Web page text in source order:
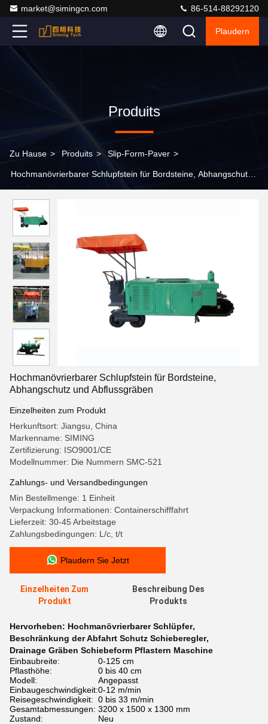
market@simingcn.com 86-514-88292120
Plaudern
Produits
Zu Hause > Produits > Slip-Form-Paver >
Hochmanövrierbarer Schlupfstein für Bordsteine, Abhangschutz
Hochmanövrierbarer Schlupfstein für Bordsteine,
Abhangschutz und Abflussgräben
Einzelheiten zum Produkt
Herkunftsort: Jiangsu, China
Markenname: SIMING
Zertifizierung: ISO9001/CE
Modellnummer: Die Nummern SMC-521
Zahlungs- und Versandbedingungen
Min Bestellmenge: 1 Einheit
Verpackung Informationen: Containerschifffahrt
Lieferzeit: 30-45 Arbeitstage
Zahlungsbedingungen: L/c, t/t
Plaudern Sie Jetzt
Einzelheiten Zum
Produkt
Beschreibung Des
Produkts
Hervorheben: Hochmanövrierbarer Schlüpfer,
Beschränkung der Abfahrt Schutz Schieberegler,
Drainage Gräben Schiebeform Pflastern Maschine
Einbaubreite:
0-125 cm
Pflasthöhe:
0 bis 40 cm
Modell:
Angepasst
Einbaugeschwindigkeit:0-12 m/min
Reisegeschwindigkeit: 0 bis 33 m/min
Gesamtabmessungen: 3200 x 1500 x 1300 mm
Zustand:
Neu